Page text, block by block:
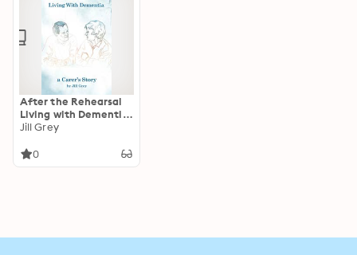
After the Rehearsal
Living with Dementia:
A Carer's Story
Jill Grey
0